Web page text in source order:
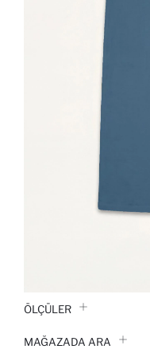
ÖLÇÜLER
MAĞAZADA ARA